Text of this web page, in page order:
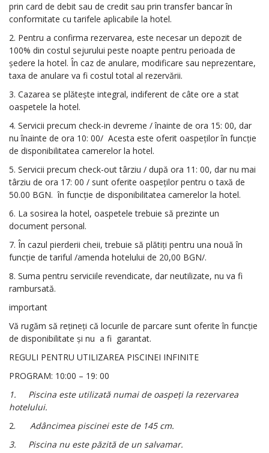
prin card de debit sau de credit sau prin transfer bancar în
conformitate cu tarifele aplicabile la hotel.
2. Pentru a confirma rezervarea, este necesar un depozit de
100% din costul sejurului peste noapte pentru perioada de
ședere la hotel. În caz de anulare, modificare sau neprezentare,
taxa de anulare va fi costul total al rezervării.
3. Cazarea se plătește integral, indiferent de câte ore a stat
oaspetele la hotel.
4. Servicii precum check-in devreme / înainte de ora 15: 00, dar
nu înainte de ora 10: 00/ Acesta este oferit oaspeților în funcție
de disponibilitatea camerelor la hotel.
5. Servicii precum check-out târziu / după ora 11: 00, dar nu mai
târziu de ora 17: 00 / sunt oferite oaspeților pentru o taxă de
50.00 BGN. în funcție de disponibilitatea camerelor la hotel.
6. La sosirea la hotel, oaspetele trebuie să prezinte un
document personal.
7. În cazul pierderii cheii, trebuie să plătiți pentru una nouă în
funcție de tariful /amenda hotelului de 20,00 BGN/.
8. Suma pentru serviciile revendicate, dar neutilizate, nu va fi
rambursată.
important
Vă rugăm să rețineți că locurile de parcare sunt oferite în funcție
de disponibilitate și nu a fi garantat.
REGULI PENTRU UTILIZAREA PISCINEI INFINITE
PROGRAM: 10:00 – 19: 00
1.
Piscina este utilizată numai de oaspeți la rezervarea
hotelului.
2.
Adâncimea piscinei este de 145 cm.
3.
Piscina nu este păzită de un salvamar.